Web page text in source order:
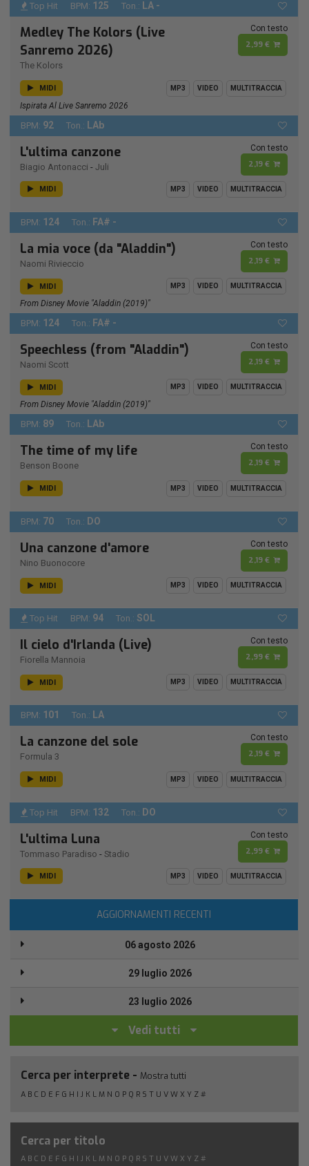
Top Hit BPM: 125 Ton.: LA -
Medley The Kolors (Live
Sanremo 2026)
The Kolors
Con testo
2,99 €
MIDI MP3 VIDEO MULTITRACCIA
Ispirata Al Live Sanremo 2026
BPM: 92 Ton.: LAb
L'ultima canzone
Biagio Antonacci - Juli
Con testo
2,19 €
MIDI MP3 VIDEO MULTITRACCIA
BPM: 124 Ton.: FA# -
La mia voce (da "Aladdin")
Naomi Rivieccio
Con testo
2,19 €
MIDI MP3 VIDEO MULTITRACCIA
From Disney Movie "Aladdin (2019)"
BPM: 124 Ton.: FA# -
Speechless (from "Aladdin")
Naomi Scott
Con testo
2,19 €
MIDI MP3 VIDEO MULTITRACCIA
From Disney Movie "Aladdin (2019)"
BPM: 89 Ton.: LAb
The time of my life
Benson Boone
Con testo
2,19 €
MIDI MP3 VIDEO MULTITRACCIA
BPM: 70 Ton.: DO
Una canzone d'amore
Nino Buonocore
Con testo
2,19 €
MIDI MP3 VIDEO MULTITRACCIA
Top Hit BPM: 94 Ton.: SOL
Il cielo d'Irlanda (Live)
Fiorella Mannoia
Con testo
2,99 €
MIDI MP3 VIDEO MULTITRACCIA
BPM: 101 Ton.: LA
La canzone del sole
Formula 3
Con testo
2,19 €
MIDI MP3 VIDEO MULTITRACCIA
Top Hit BPM: 132 Ton.: DO
L'ultima Luna
Tommaso Paradiso - Stadio
Con testo
2,99 €
MIDI MP3 VIDEO MULTITRACCIA
AGGIORNAMENTI RECENTI
06 agosto 2026
29 luglio 2026
23 luglio 2026
Vedi tutti
Cerca per interprete - Mostra tutti
A B C D E F G H I J K L M N O P Q R S T U V W X Y Z #
Cerca per titolo
A B C D E F G H I J K L M N O P Q R S T U V W X Y Z #